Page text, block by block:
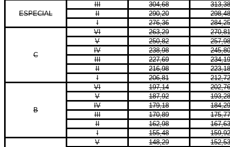
ESPECIAL
III 304,68
313,38
II
290,20
298,48
I
276,36 284,25
C
VI 263,29
270,81
V
250,82
257,98
IV
238,98
245,80
III
227,69
234,19
II
216,98
223,18
I
206,81 212,72
B
VI 197,14
202,76
V
187,92
193,28
IV
179,18
184,29
III
170,89
175,77
II
162,98
167,63
I
155,48 159,92
V 148,29
152,53